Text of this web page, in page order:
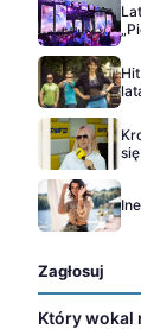
Zagłosuj
Który wokal